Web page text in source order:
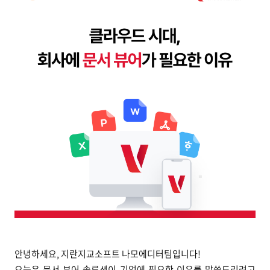
안녕하세요, 지란지교소프트 나모에디터팀입니다!